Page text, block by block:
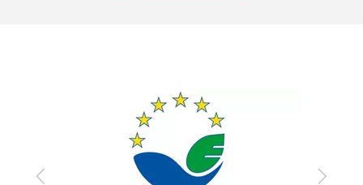
zurück vor